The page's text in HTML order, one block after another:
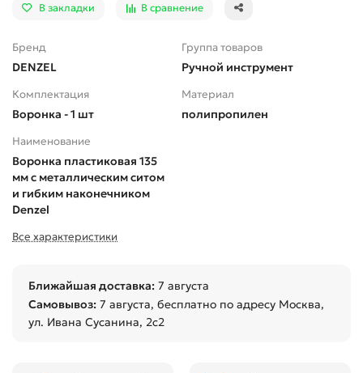
В закладки В сравнение
Бренд
DENZEL
Группа товаров
Ручной инструмент
Комплектация
Воронка - 1 шт
Материал
полипропилен
Наименование
Воронка пластиковая 135
мм с металлическим ситом
и гибким наконечником
Denzel
Все характеристики
Ближайшая доставка: 7 августа
Самовывоз: 7 августа, бесплатно по адресу Москва,
ул. Ивана Сусанина, 2с2